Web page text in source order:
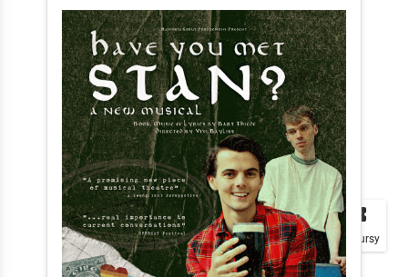

Plakaty

Mapa
local_play
Konkursy